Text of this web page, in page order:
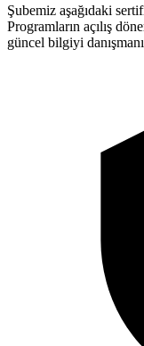
Şubemiz aşağıdaki
Programların açılış
güncel bilgiyi